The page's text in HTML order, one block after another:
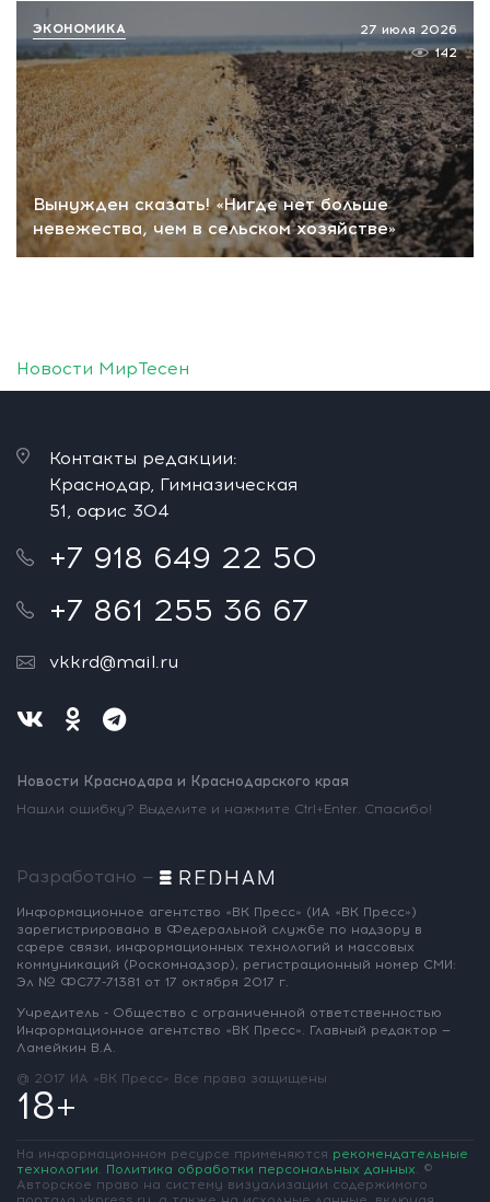
Вынужден сказать! «Нигде нет больше
невежества, чем в сельском хозяйстве»
27 июля 2026
142
ЭКОНОМИКА
Новости МирТесен
Контакты редакции:
Краснодар, Гимназическая
51, офис 304
+7 918 649 22 50
+7 861 255 36 67
vkkrd@mail.ru
Новости Краснодара и Краснодарского края
Нашли ошибку? Выделите и нажмите Ctrl+Enter. Спасибо!
Разработано —
Информационное агентство «ВК Пресс» (ИА «ВК Пресс»)
зарегистрировано в Федеральной службе по надзору в
сфере связи, информационных технологий и массовых
коммуникаций (Роскомнадзор), регистрационный номер СМИ:
Эл № ФС77-71381 от 17 октября 2017 г.
Учредитель - Общество с ограниченной ответственностью
Информационное агентство «ВК Пресс». Главный редактор —
Ламейкин В.А.
@ 2017 ИА «ВК Пресс» Все права защищены
18+
На информационном ресурсе применяются рекомендательные
технологии. Политика обработки персональных данных. ©
Авторское право на систему визуализации содержимого